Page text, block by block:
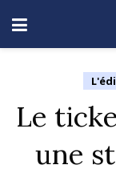
Le
une